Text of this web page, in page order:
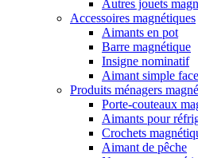
Autres jouets
Accessoires magnétiques
Aimants en pot
Barre magnétique
Insigne nominatif
Aimant simple face
Produits ménagers
Porte-couteaux
Aimants pour
Crochets
Aimant de pêche